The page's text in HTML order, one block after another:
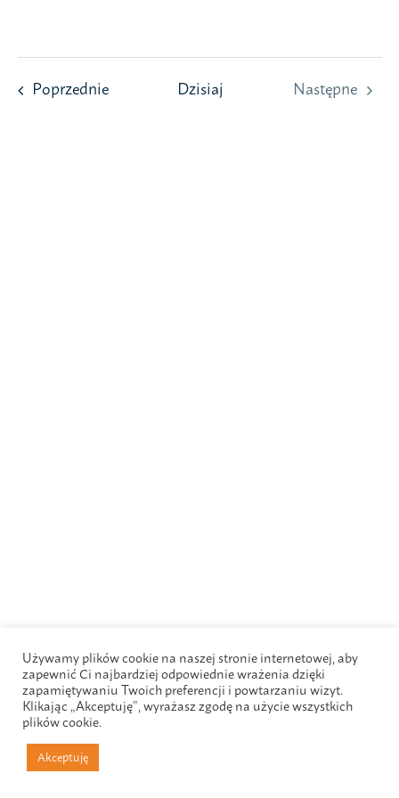
PoprzednieWydarzeniaDzisiaj
Następne
Używamy plików cookie na naszej stronie internetowej, aby
zapewnić Ci najbardziej odpowiednie wrażenia dzięki
zapamiętywaniu Twoich preferencji i powtarzaniu wizyt.
Klikając „Akceptuję”, wyrażasz zgodę na użycie wszystkich
plików cookie.
Akceptuję